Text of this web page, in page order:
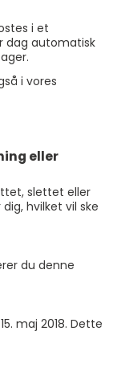
i et
dag automatisk
i vores
eller
slettet eller
hvilket vil ske
du denne
maj 2018. Dette